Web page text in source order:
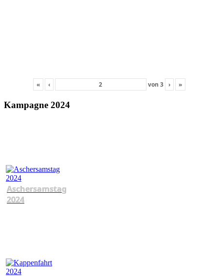
« ‹ von 3 › »
Kampagne 2024
Aschersamstag
2024